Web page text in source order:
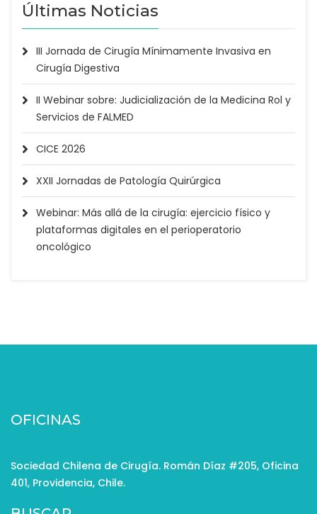
Últimas Noticias
III Jornada de Cirugía Mínimamente Invasiva en
Cirugía Digestiva
II Webinar sobre: Judicialización de la Medicina Rol y
Servicios de FALMED
CICE 2026
XXII Jornadas de Patología Quirúrgica
Webinar: Más allá de la cirugía: ejercicio físico y
plataformas digitales en el perioperatorio
oncológico
OFICINAS
Sociedad Chilena de Cirugía. Román Díaz #205, Oficina
401, Providencia, Chile.